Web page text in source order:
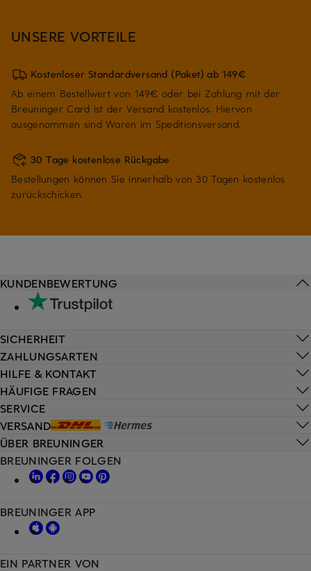
UNSERE VORTEILE
Kostenloser Standardversand (Paket) ab 149€
Ab einem Bestellwert von 149€ oder bei Zahlung mit der
Breuninger Card ist der Versand kostenlos. Hiervon
ausgenommen sind Waren im Speditionsversand.
30 Tage kostenlose Rückgabe
Bestellungen können Sie innerhalb von 30 Tagen kostenlos
zurückschicken.
HILFE & KONTAKT
HÄUFIGE FRAGEN
SERVICE
VERSAND
KUNDENBEWERTUNG
SICHERHEIT
ZAHLUNGSARTEN
ÜBER BREUNINGER
EIN PARTNER VON
BREUNINGER FOLGEN
BREUNINGER APP